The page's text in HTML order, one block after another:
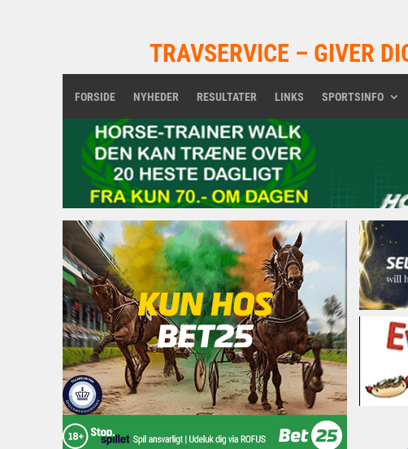
TRAVSERVICE – GIVER
FORSIDE NYHEDER RESULTATER LINKS SPORTSINFO